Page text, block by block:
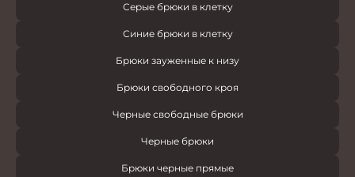
Серые брюки в клетку
Синие брюки в клетку
Брюки зауженные к низу
Брюки свободного кроя
Черные свободные брюки
Черные брюки
Брюки черные прямые